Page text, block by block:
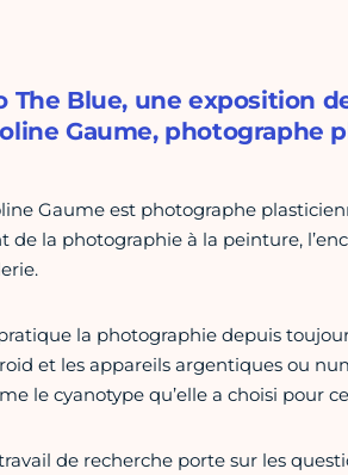
The Blue, une exposition
Gaume, photographe
Gaume est photographe
de la photographie à la peinture,
la photographie depuis
et les appareils argentiques ou
le cyanotype qu’elle a choisi pour
de recherche porte sur les